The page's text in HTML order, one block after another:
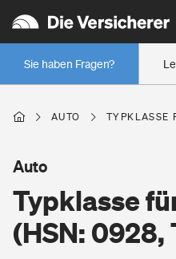
Sie haben Fragen?
Wer versichert was: Jetzt
Regionalklassen: So ist Ihre
Wer versichert was: Jetzt
Berufsunfähigkeitsversicherung
Wohnen
AUTO TYPKLASSE
Typklasse
(HSN: 0928,
Auto